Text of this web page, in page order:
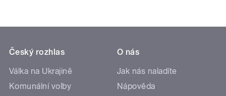
Český rozhlas
Válka na Ukrajině
Komunální volby
O nás
Jak nás naladíte
Nápověda